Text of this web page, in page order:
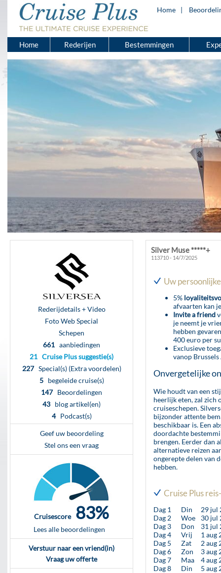
Home
Home Rederijen Bestemmingen
Rederijdetails + Video
Foto Web Special
Schepen
661 aanbiedingen
21 Cruise Plus suggestie(s)
227Special(s) (Extra voordelen)
5begeleide cruise(s)
147Beoordelingen
43 blog artikel(en)
4Podcast(s)
Geef uw beoordeling
Stel ons een vraag
Cruisescore 83%
Lees alle beoordelingen
Verstuur naar een vriend(in)
Vraag uw offerte
Silver Muse *****+
113710 - 14/7/2025
Uw
5%
afvaarten kan
Invite a friend
je neemt je
hebben
400 euro per
Exclusieve
vanop
Onvergetelijke
Wie houdt van een
heerlijk eten, zal zich
cruiseschepen.
bijzonder attente
beschikbaar is. Een
doordachte
brengen. Eerder dan
alternatieve reizen
ongerepte delen van
hebben.
Cruise Plus
Dag 1 Din
29 jul
Dag 2
Woe
30 jul
Dag 3
Don
31 jul
Dag 4
Vrij
1 aug
Dag 5
Zat
2 aug
Dag 6
Zon
3 aug
Dag 7
Maa
4 aug
Dag 8
Din 5 aug